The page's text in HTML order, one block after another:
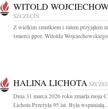
WITOLD
SZCZECIN
Z wielkim smutkiem i żalem przyjąłem
śmierci ppor. Witolda
HALINA LICHOTA
Dnia 31 marca 2026 roku zmarła moja
Lichota Przeżyła 95 lat. Była wspaniałą...